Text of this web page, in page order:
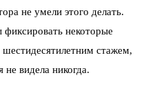
не умели этого делать.
некоторые
стажем,
не видела никогда.